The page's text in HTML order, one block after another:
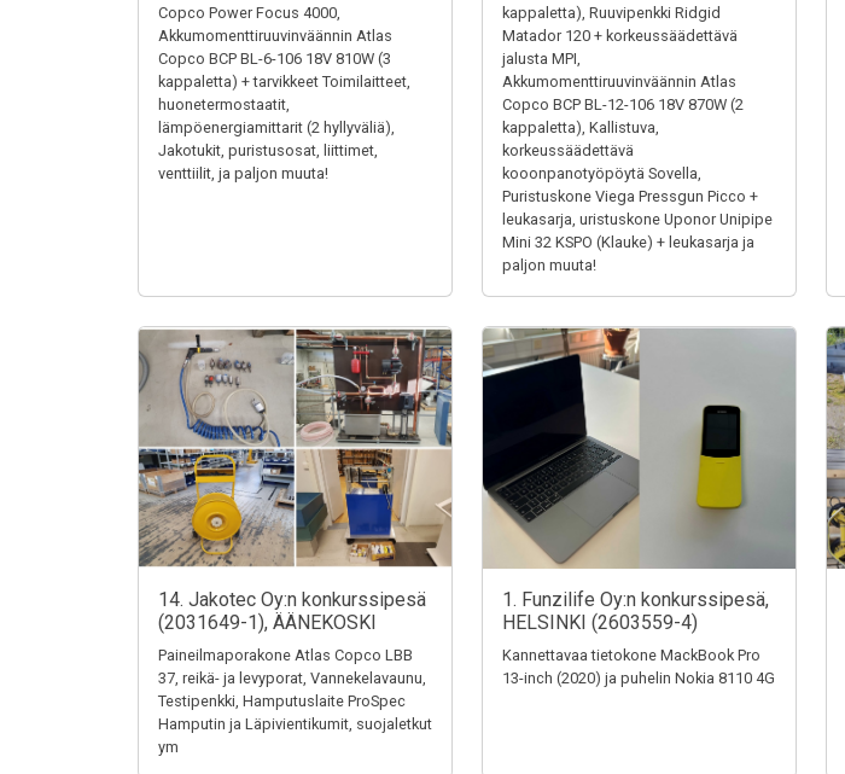
Copco Power Focus 4000,
Akkumomenttiruuvinväännin Atlas
Copco BCP BL-6-106 18V 810W (3
kappaletta) + tarvikkeet Toimilaitteet,
huonetermostaatit,
lämpöenergiamittarit (2 hyllyväliä),
Jakotukit, puristusosat, liittimet,
venttiilit, ja paljon muuta!
kappaletta), Ruuvipenkki Ridgid
Matador 120 + korkeussäädettävä
jalusta MPI,
Akkumomenttiruuvinväännin Atlas
Copco BCP BL-12-106 18V 870W (2
kappaletta), Kallistuva,
korkeussäädettävä
kooonpanotyöpöytä Sovella,
Puristuskone Viega Pressgun Picco +
leukasarja, uristuskone Uponor Unipipe
Mini 32 KSPO (Klauke) + leukasarja ja
paljon muuta!
14. Jakotec Oy:n konkurssipesä
(2031649-1), ÄÄNEKOSKI
Paineilmaporakone Atlas Copco LBB
37, reikä- ja levyporat, Vannekelavaunu,
Testipenkki, Hamputuslaite ProSpec
Hamputin ja Läpivientikumit, suojaletkut
ym
1. Funzilife Oy:n konkurssipesä,
HELSINKI (2603559-4)
Kannettavaa tietokone MackBook Pro
13-inch (2020) ja puhelin Nokia 8110 4G